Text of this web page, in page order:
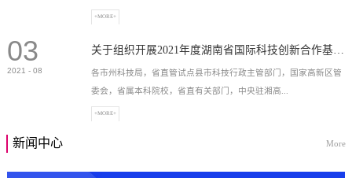
高新技术企业，充分...
+MORE+
03
2021 - 08
关于组织开展2021年度湖南省国际科技创新合作基地申报工作的通知
各市州科技局，省直管试点县市科技行政主管部门，国家高新区管
委会，省属本科院校，省直有关部门，中央驻湘高...
+MORE+
新闻中心 More